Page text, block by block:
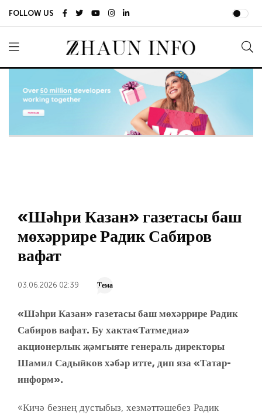
FOLLOW US
«Шәһри Казан» газетасы баш
мөхәррире Радик Сабиров
вафат
03.06.2026 02:39 Тема
«Шәһри Казан» газетасы баш мөхәррире Радик
Сабиров вафат. Бу хакта«Татмедиа»
акционерлык җәмгыяте генераль директоры
Шамил Садыйков хәбәр итте, дип яза «Татар-
информ».
«Кичә безнең дустыбыз, хезмәттәшебез Радик